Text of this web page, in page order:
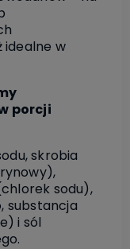
idealne w
porcji
skrobia
sodu),
substancja
i sól